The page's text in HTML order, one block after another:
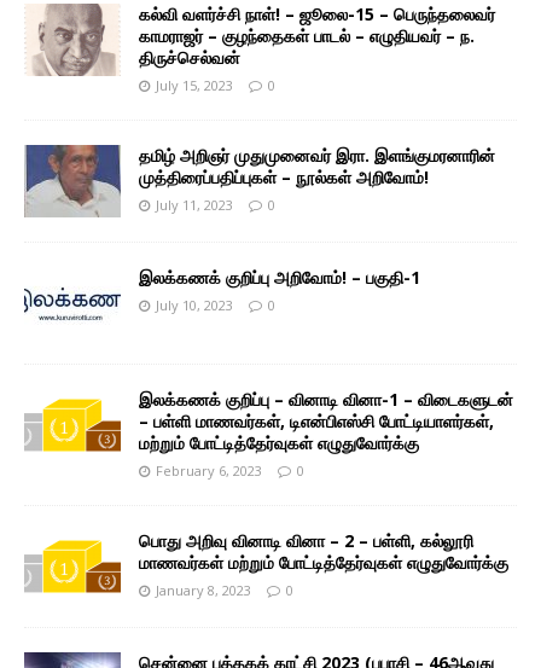
கல்வி வளர்ச்சி நாள்! – ஜூலை-15 – பெருந்தலைவர்
காமராஜர் – குழந்தைகள் பாடல் – எழுதியவர் – ந.
திருச்செல்வன்
July 15, 2023 0
தமிழ் அறிஞர் முதுமுனைவர் இரா. இளங்குமரனாரின்
முத்திரைப்பதிப்புகள் – நூல்கள் அறிவோம்!
July 11, 2023 0
இலக்கணக் குறிப்பு அறிவோம்! – பகுதி-1
July 10, 2023 0
இலக்கணக் குறிப்பு – வினாடி வினா-1 – விடைகளுடன்
– பள்ளி மாணவர்கள், டிஎன்பிஎஸ்சி போட்டியாளர்கள்,
மற்றும் போட்டித்தேர்வுகள் எழுதுவோர்க்கு
February 6, 2023 0
பொது அறிவு வினாடி வினா – 2 – பள்ளி, கல்லூரி
மாணவர்கள் மற்றும் போட்டித்தேர்வுகள் எழுதுவோர்க்கு
January 8, 2023 0
சென்னை புத்தகக் காட்சி 2023 (பபாசி – 46ஆவது